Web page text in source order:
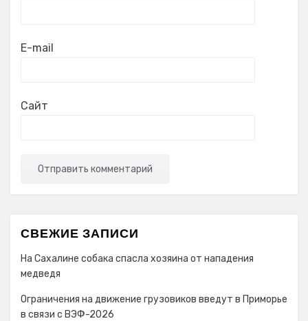
E-mail
Сайт
СВЕЖИЕ ЗАПИСИ
На Сахалине собака спасла хозяина от нападения
медведя
Ограничения на движение грузовиков введут в Приморье
в связи с ВЭФ-2026